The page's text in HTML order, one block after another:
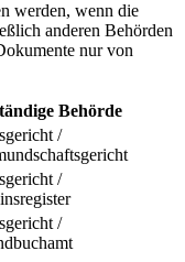
werden, wenn die
anderen Behörden
nur von
Behörde
/
/
/